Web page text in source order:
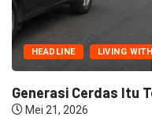
HEADLINE LIVING
Generasi Cerdas Itu
Mei 21, 2026